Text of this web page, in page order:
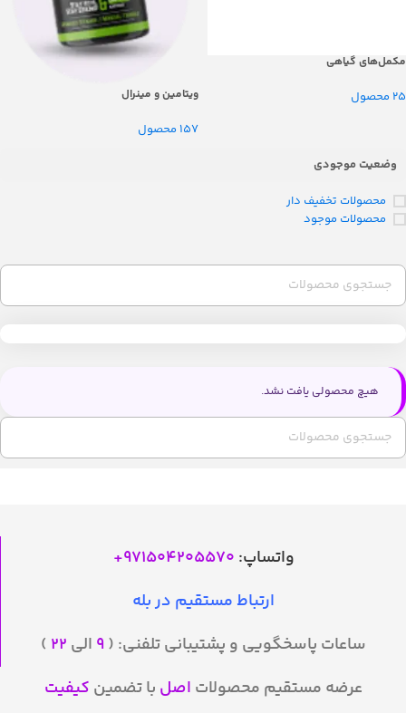
مکمل‌های گیاهی
25 محصول ویتامین و مینرال
157 محصول
وضعیت موجودی
محصولات تخفیف دار
محصولات موجود
هیچ محصولی یافت نشد.
واتساپ: 971504205570
+
ارتباط مستقیم در بله
ساعات پاسخگویی و پشتیبانی تلفنی: ( ۹ الی ۲۲ )
عرضه مستقیم محصولات اصل با تضمین کیفیت